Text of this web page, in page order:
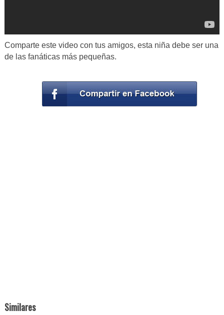
Comparte este video con tus amigos, esta niña debe ser una
de las fanáticas más pequeñas.
Similares